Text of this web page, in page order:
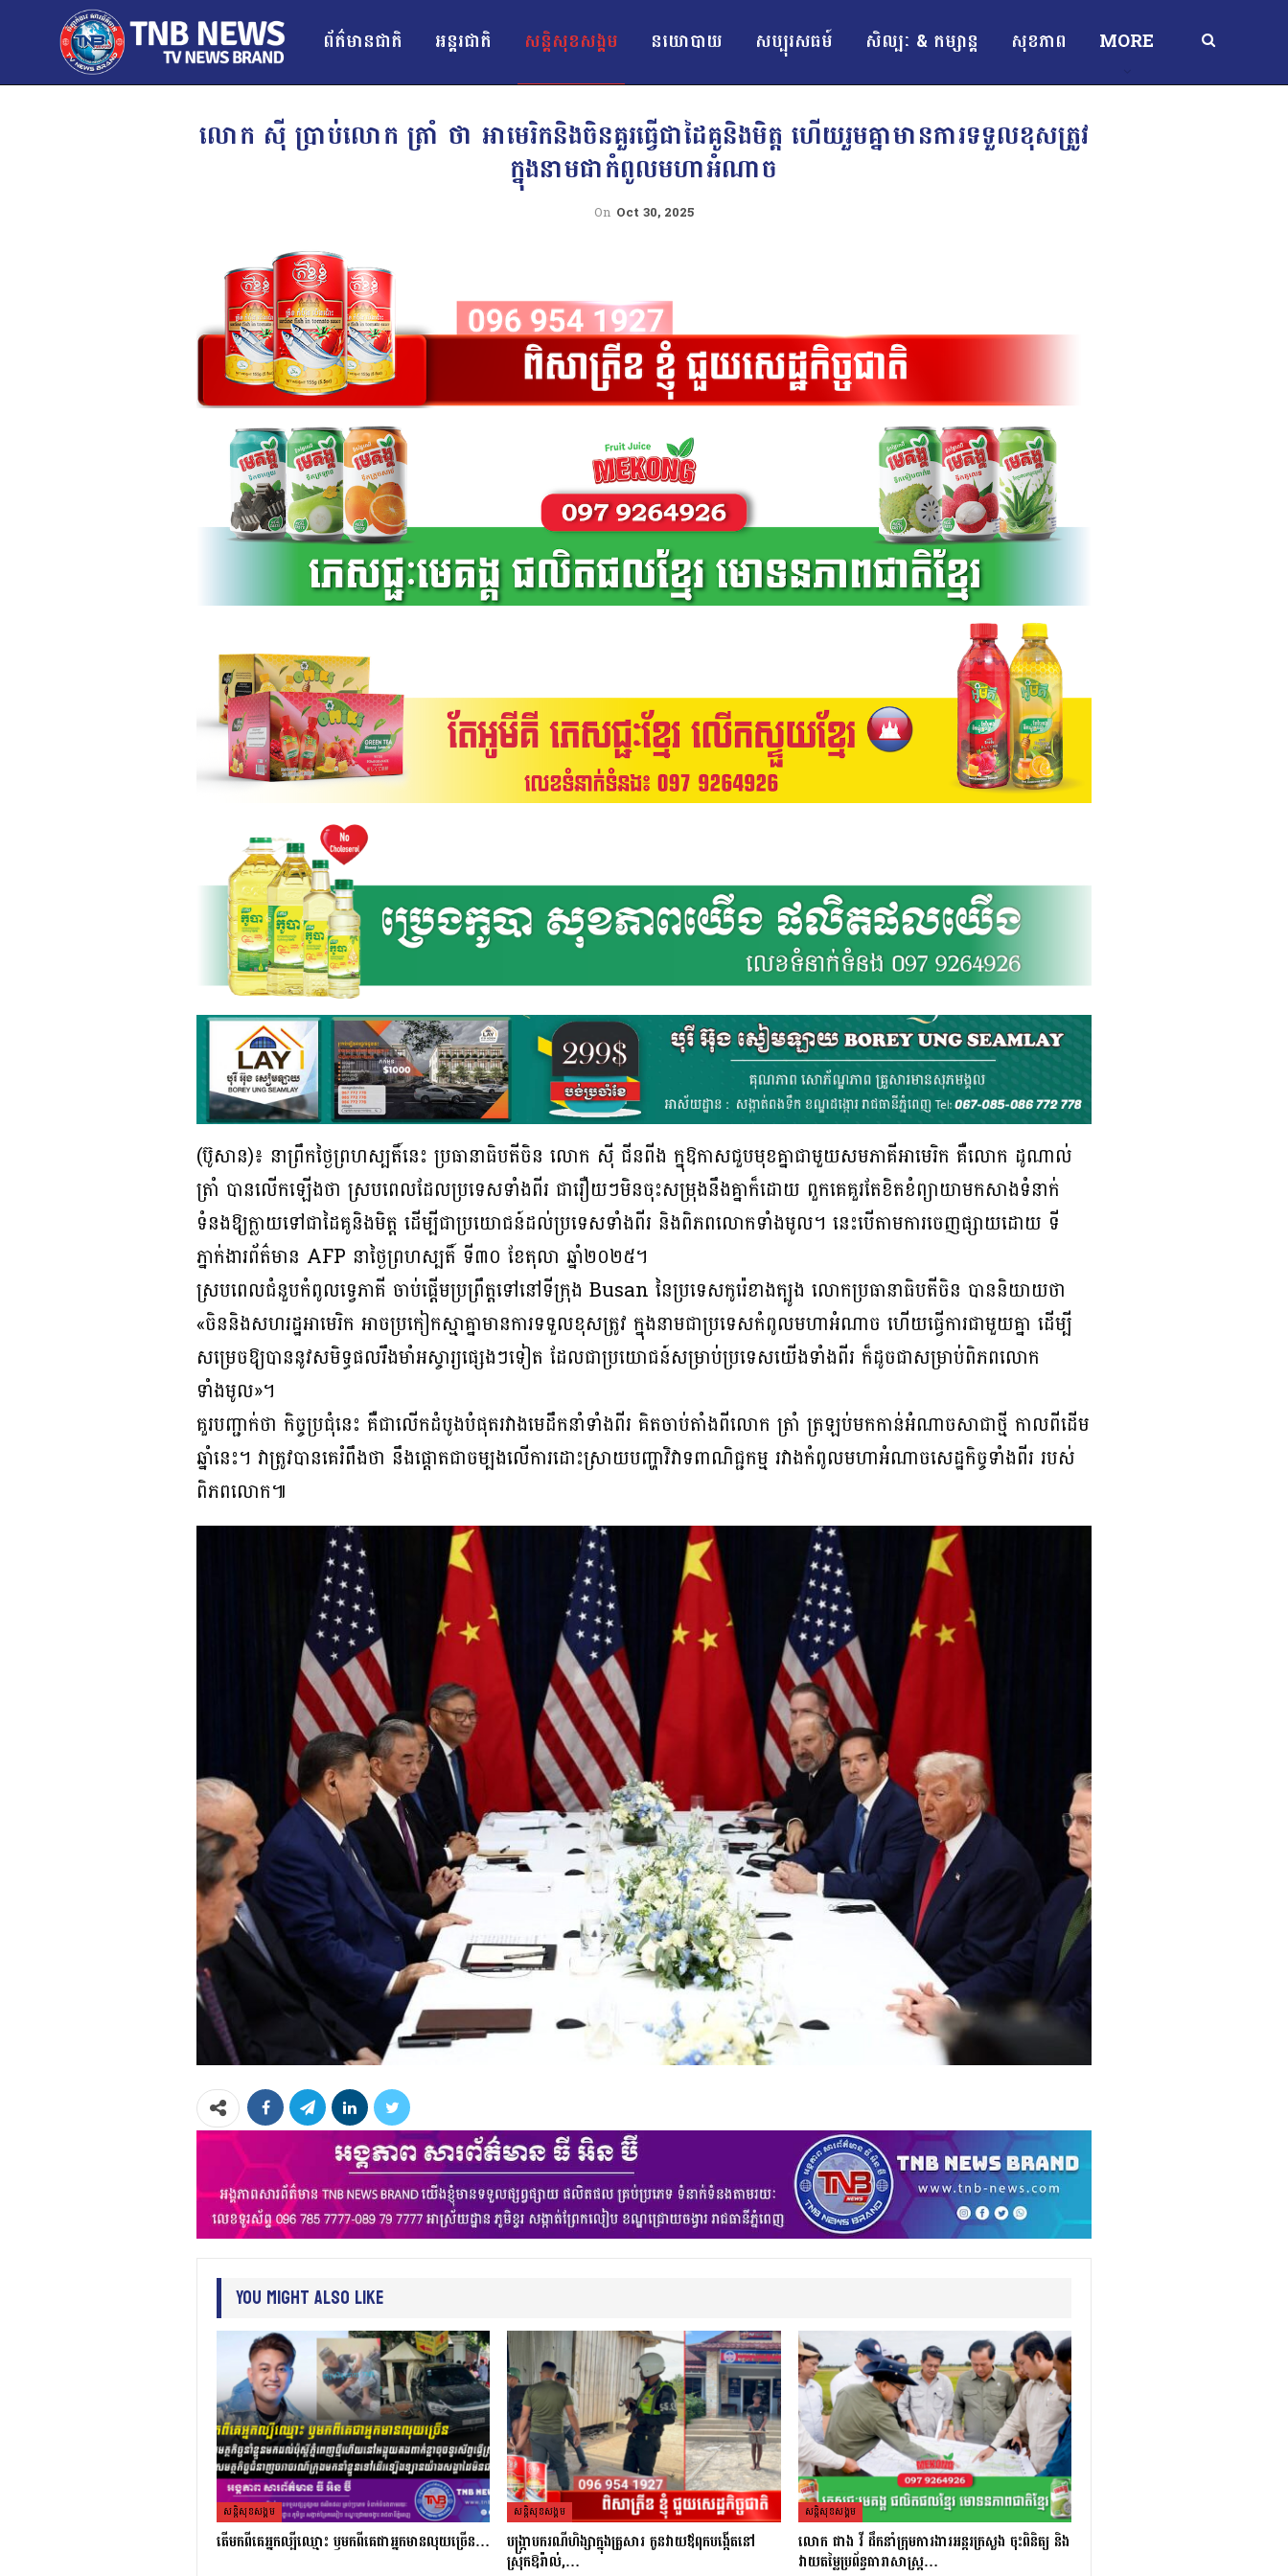
ព័ត៌មានជាតិ អន្ដរជាតិ សន្តិសុខសង្គម នយោបាយ សប្បុរសធម៍ សិល្បៈ & កម្សាន្ត សុខភាព MORE
លោក ស៊ី ប្រាប់លោក ត្រាំ ថា អាមេរិកនិងចិនគួរធ្វើជាដៃគូនិងមិត្ត ហើយរួមគ្នាមានការទទួលខុសត្រូវ
ក្នុងនាមជាកំពូលមហាអំណាច
On Oct 30, 2025
(ប៊ូសាន)៖ នាព្រឹកថ្ងៃព្រហស្បតិ៍នេះ ប្រធានាធិបតីចិន លោក ស៊ី ជីនពីង ក្នុឱកាសជួបមុខគ្នាជាមួយសមភាគីអាមេរិក គឺលោក ដូណាល់
ត្រាំ បានលើកឡើងថា ស្របពេលដែលប្រទេសទាំងពីរ ជារឿយៗមិនចុះសម្រុងនឹងគ្នាក៏ដោយ ពួកគេគួរតែខិតខំព្យាយាមកសាងទំនាក់
ទំនងឱ្យក្លាយទៅជាដៃគូនិងមិត្ត ដើម្បីជាប្រយោជន៍ដល់ប្រទេសទាំងពីរ និងពិភពលោកទាំងមូល។ នេះបើតាមការចេញផ្សាយដោយ ទី
ភ្នាក់ងារព័ត៌មាន AFP នាថ្ងៃព្រហស្បតិ៍ ទី៣០ ខែតុលា ឆ្នាំ២០២៥។
ស្របពេលជំនួបកំពូលទ្វេភាគី ចាប់ផ្តើមប្រព្រឹត្តទៅនៅទីក្រុង Busan នៃប្រទេសកូរ៉េខាងត្បូង លោកប្រធានាធិបតីចិន បាននិយាយថា
«ចិននិងសហរដ្ឋអាមេរិក អាចប្រកៀកស្មាគ្នាមានការទទួលខុសត្រូវ ក្នុងនាមជាប្រទេសកំពូលមហាអំណាច ហើយធ្វើការជាមួយគ្នា ដើម្បី
សម្រេចឱ្យបាននូវសមិទ្ធផលរឹងមាំអស្ចារ្យផ្សេងៗទៀត ដែលជាប្រយោជន៍សម្រាប់ប្រទេសយើងទាំងពីរ ក៏ដូចជាសម្រាប់ពិភពលោក
ទាំងមូល»។
គួរបញ្ជាក់ថា កិច្ចប្រជុំនេះ គឺជាលើកដំបូងបំផុតរវាងមេដឹកនាំទាំងពីរ គិតចាប់តាំងពីលោក ត្រាំ ត្រឡប់មកកាន់អំណាចសាជាថ្មី កាលពីដើម
ឆ្នាំនេះ។ វាត្រូវបានគេរំពឹងថា នឹងផ្តោតជាចម្បងលើការដោះស្រាយបញ្ហាវិវាទពាណិជ្ជកម្ម រវាងកំពូលមហាអំណាចសេដ្ឋកិច្ចទាំងពីរ របស់
ពិភពលោក៕
You Might Also Like
សន្តិសុខសង្គម
តេីមកពីគេអ្នកល្បីឈ្មោះ​ ឫមកពីគេជាអ្នកមានលុយច្រេីន​…
សន្តិសុខសង្គម
បង្ក្រាបករណីហិង្សាក្នុងគ្រួសារ កូនវាយឪពុកបង្កើតនៅ
ស្រុកឱរ៉ាល់,…
សន្តិសុខសង្គម
លោក ផាង វី ដឹកនាំក្រុមការងារអន្តរក្រសួង ចុះពិនិត្យ និង
វាយតម្លៃប្រព័ន្ធធារាសាស្ត្រ…